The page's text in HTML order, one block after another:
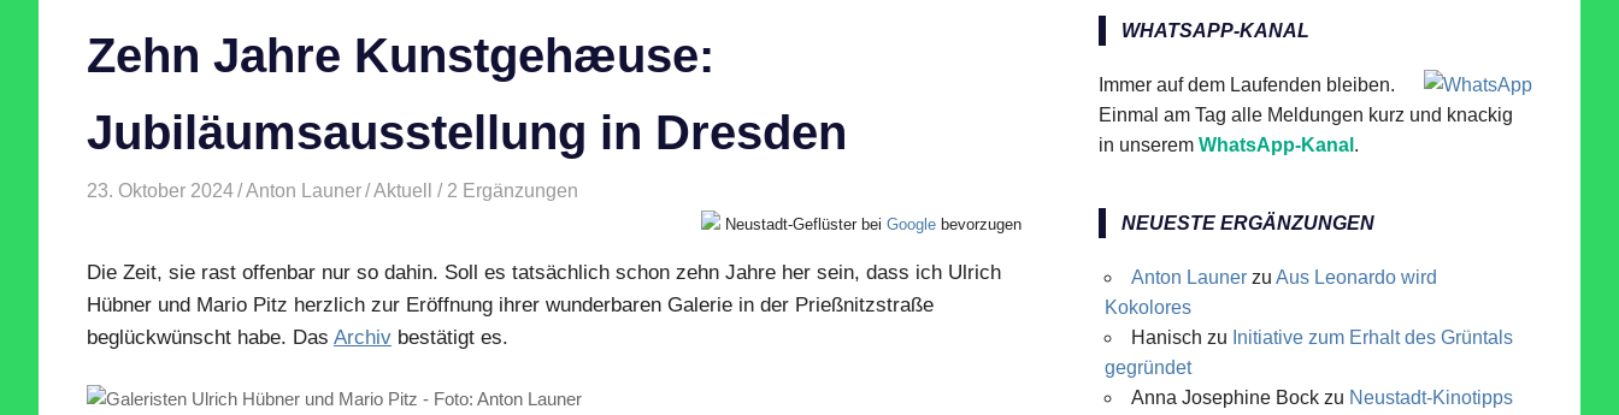
Zehn Jahre Kunstgehæuse:
Jubiläumsausstellung in Dresden
23. Oktober 2024 Anton Launer Aktuell / 2 Ergänzungen
Neustadt-Geflüster bei Google bevorzugen
Die Zeit, sie rast offenbar nur so dahin. Soll es tatsächlich schon zehn Jahre her sein, dass ich Ulrich
Hübner und Mario Pitz herzlich zur Eröffnung ihrer wunderbaren Galerie in der Prießnitzstraße
beglückwünscht habe. Das Archiv bestätigt es.
WHATSAPP-KANAL
Immer auf dem Laufenden bleiben.
Einmal am Tag alle Meldungen kurz und knackig
in unserem WhatsApp-Kanal .
NEUESTE ERGÄNZUNGEN
Anton Launerzu Aus Leonardo wird
Kokolores
Hanisch zu Initiative zum Erhalt des Grüntals
gegründet
Anna Josephine Bockzu Neustadt-Kinotipps